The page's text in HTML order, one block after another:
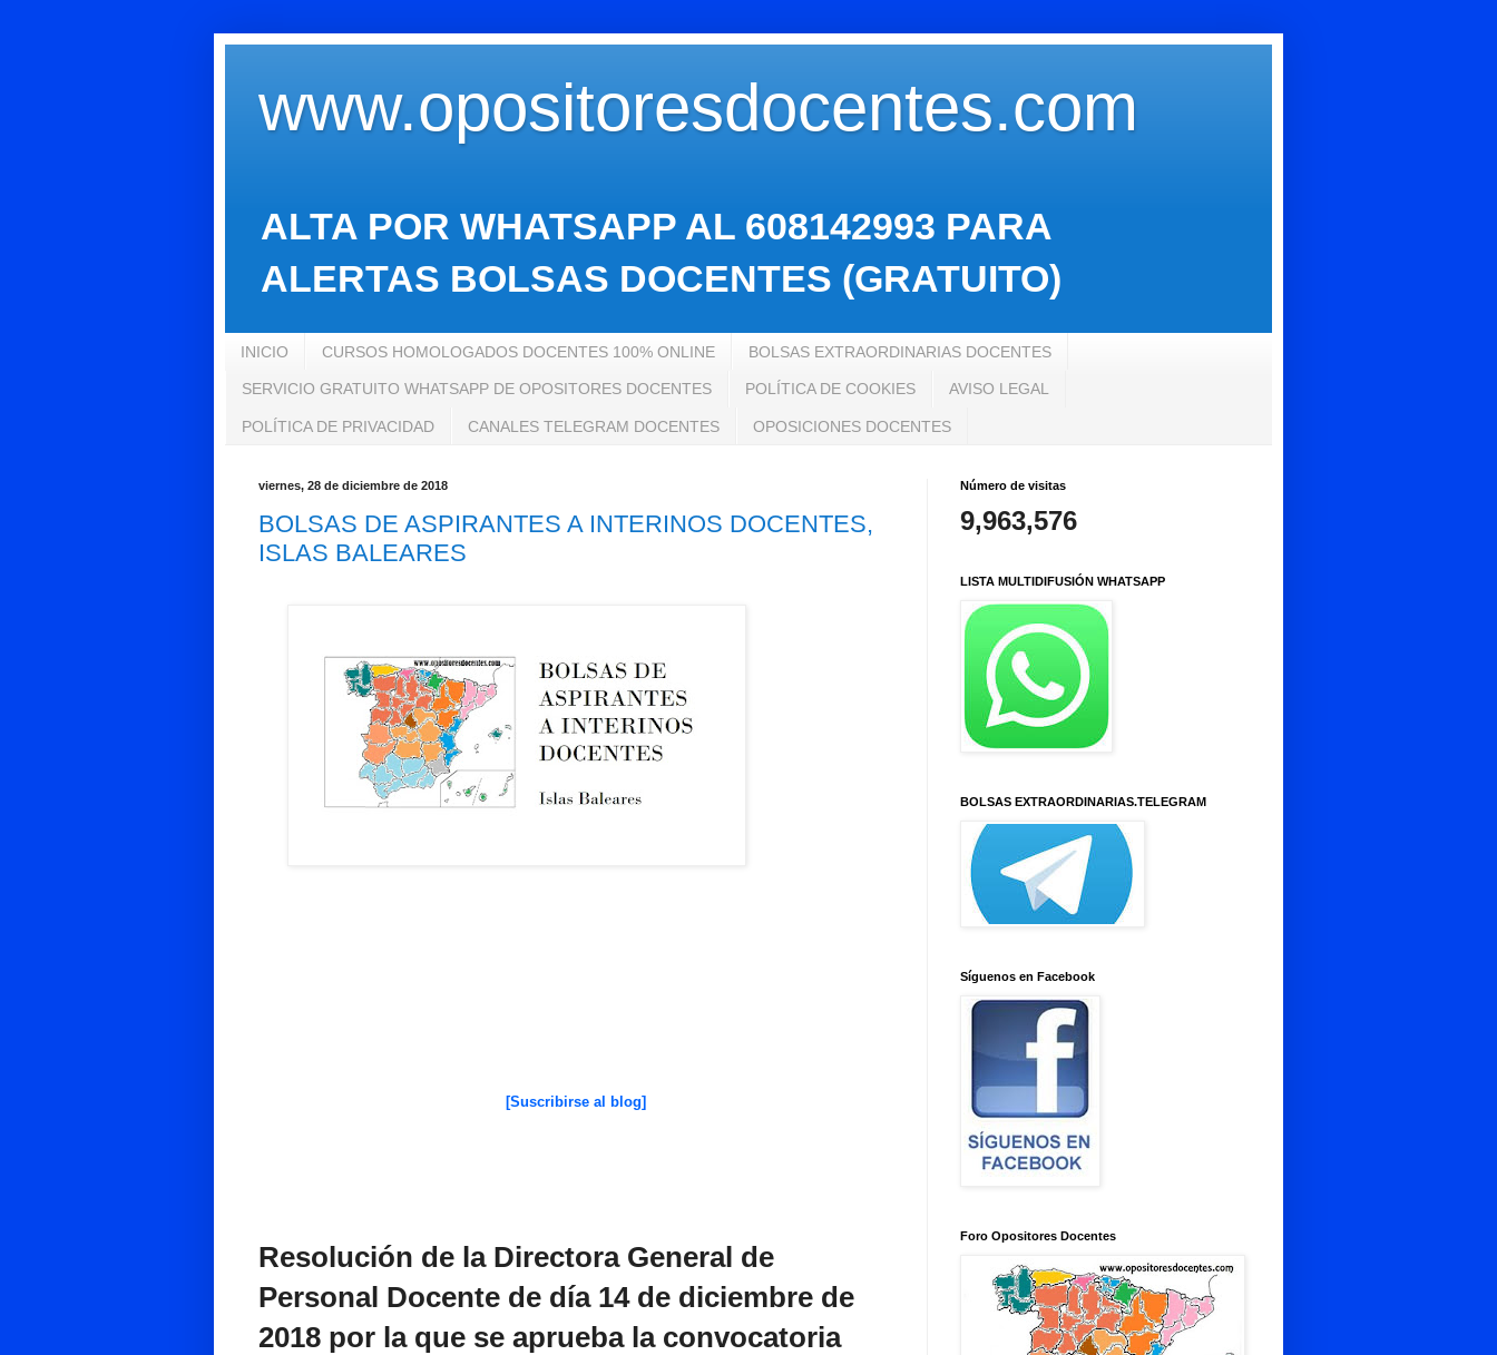
www.opositoresdocentes.com
ALTA POR WHATSAPP AL 608142993 PARA
ALERTAS BOLSAS DOCENTES (GRATUITO)
INICIO CURSOS HOMOLOGADOS DOCENTES 100% ONLINE BOLSAS EXTRAORDINARIAS DOCENTES
SERVICIO GRATUITO WHATSAPP DE OPOSITORES DOCENTES POLÍTICA DE COOKIES AVISO LEGAL
POLÍTICA DE PRIVACIDAD CANALES TELEGRAM DOCENTES OPOSICIONES DOCENTES
viernes, 28 de diciembre de 2018
BOLSAS DE ASPIRANTES A INTERINOS DOCENTES,
ISLAS BALEARES
[Suscribirse al blog]
Resolución de la Directora General de
Personal Docente de día 14 de diciembre de
2018 por la que se aprueba la convocatoria
Número de visitas
9,963,576
LISTA MULTIDIFUSIÓN WHATSAPP
BOLSAS EXTRAORDINARIAS.TELEGRAM
Síguenos en Facebook
Foro Opositores Docentes